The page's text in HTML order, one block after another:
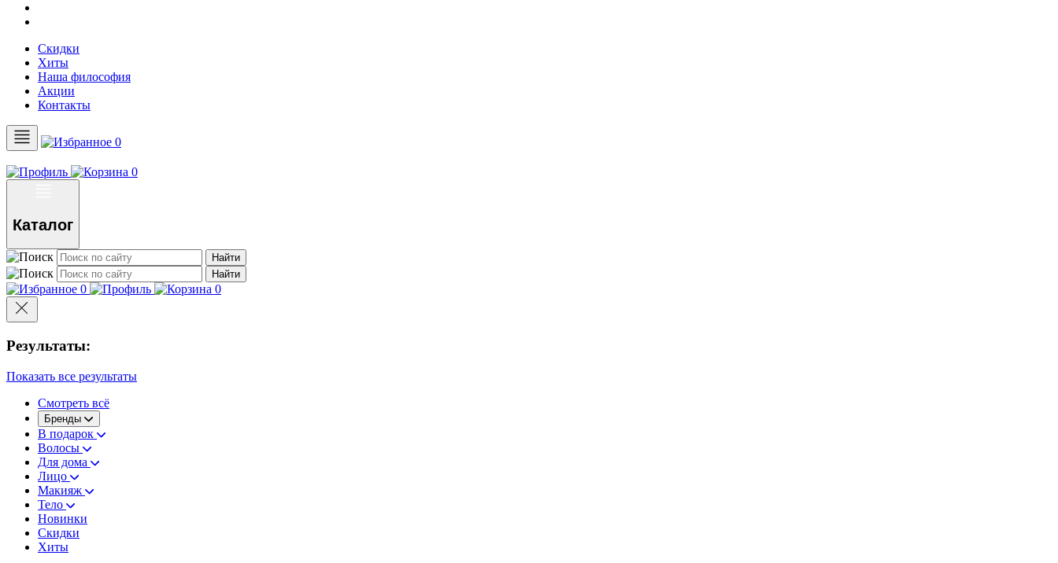
Скидки
Хиты
Наша философия
Акции
Контакты
0
0
Каталог
Найти
Найти
0 0
Результаты:
Показать все результаты
Смотреть всё
Бренды
В подарок
Волосы
Для дома
Лицо
Макияж
Тело
Новинки
Скидки
Хиты